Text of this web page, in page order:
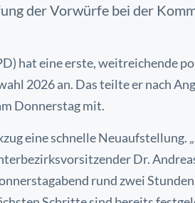
der Vorwürfe bei der
hat eine erste, weitreichende
2026 an. Das teilte er nach
Donnerstag mit.
eine schnelle Neuaufstellung.
Dr.
rund zwei